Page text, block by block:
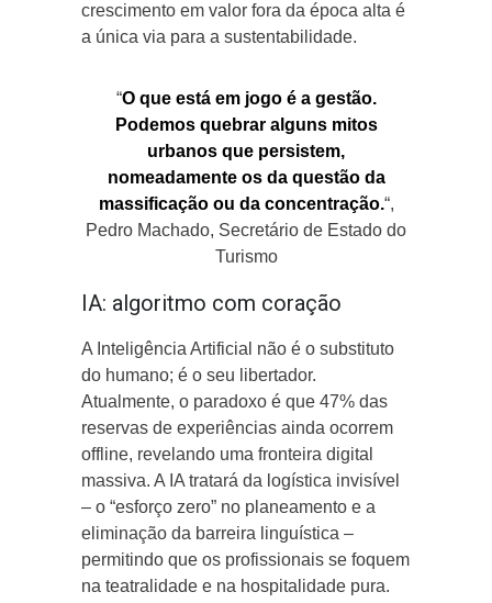
crescimento em valor fora da época alta é
a única via para a sustentabilidade.
“O que está em jogo é a gestão.
Podemos quebrar alguns mitos
urbanos que persistem,
nomeadamente os da questão da
massificação ou da concentração.“,
Pedro Machado, Secretário de Estado do
Turismo
IA: algoritmo com coração
A Inteligência Artificial não é o substituto
do humano; é o seu libertador.
Atualmente, o paradoxo é que 47% das
reservas de experiências ainda ocorrem
offline, revelando uma fronteira digital
massiva. A IA tratará da logística invisível
– o “esforço zero” no planeamento e a
eliminação da barreira linguística –
permitindo que os profissionais se foquem
na teatralidade e na hospitalidade pura.